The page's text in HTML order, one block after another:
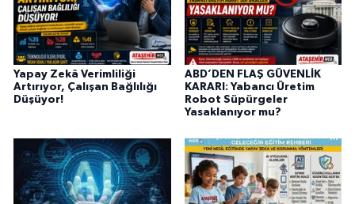
Yapay Zekâ Verimliliği
Artırıyor, Çalışan Bağlılığı
Düşüyor!
ABD’DEN FLAŞ GÜVENLİK
KARARI: Yabancı Üretim
Robot Süpürgeler
Yasaklanıyor mu?